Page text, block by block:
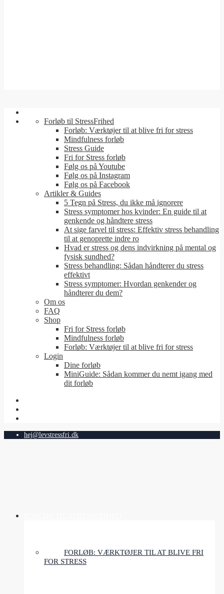
Forløb til StressFrihed
Forløb: Værktøjer til at blive fri for stress
Mindfulness forløb
Stress Guide
Fri for Stress forløb
Følg os på Youtube
Følg os på Instagram
Følg os på Facebook
Artikler & Guides
5 Tegn på Stress, du ikke må ignorere
Stress symptomer hos kvinder: En guide til at
genkende og håndtere stress
At sige farvel til stress: Effektiv stress behandling
til at genoprette indre ro
Hvad er stress og dens indvirkning på mental og
fysisk sundhed?
Stress behandling: Sådan håndterer du stress
effektivt
Stress symptomer: Hvordan genkender og
håndterer du dem?
Om os
FAQ
Shop
Fri for Stress forløb
Mindfulness forløb
Forløb: Værktøjer til at blive fri for stress
Login
Dine forløb
MiniGuide: Sådan kommer du nemt igang med
dit forløb
hej@levstressfri.dk
FORLØB: VÆRKTØJER TIL AT BLIVE FRI
FOR STRESS